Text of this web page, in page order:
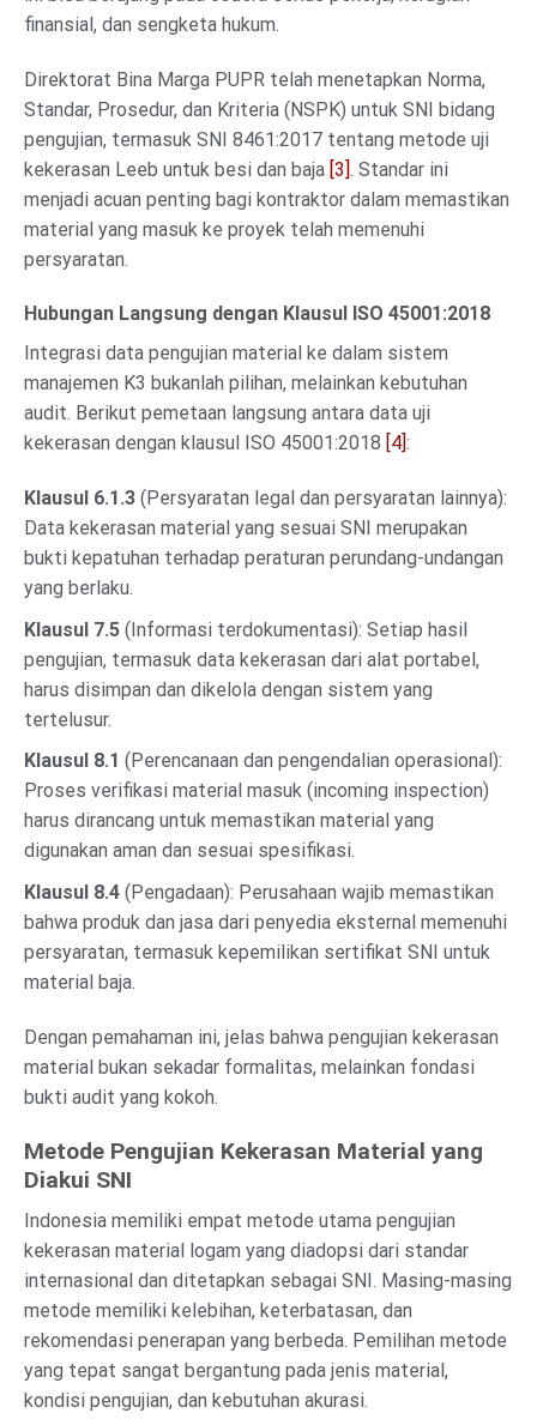
finansial, dan sengketa hukum.
Direktorat Bina Marga PUPR telah menetapkan Norma,
Standar, Prosedur, dan Kriteria (NSPK) untuk SNI bidang
pengujian, termasuk SNI 8461:2017 tentang metode uji
kekerasan Leeb untuk besi dan baja [3]. Standar ini
menjadi acuan penting bagi kontraktor dalam memastikan
material yang masuk ke proyek telah memenuhi
persyaratan.
Hubungan Langsung dengan Klausul ISO 45001:2018
Integrasi data pengujian material ke dalam sistem
manajemen K3 bukanlah pilihan, melainkan kebutuhan
audit. Berikut pemetaan langsung antara data uji
kekerasan dengan klausul ISO 45001:2018 [4] :
Klausul 6.1.3 (Persyaratan legal dan persyaratan lainnya):
Data kekerasan material yang sesuai SNI merupakan
bukti kepatuhan terhadap peraturan perundang-undangan
yang berlaku.
Klausul 7.5 (Informasi terdokumentasi): Setiap hasil
pengujian, termasuk data kekerasan dari alat portabel,
harus disimpan dan dikelola dengan sistem yang
tertelusur.
Klausul 8.1 (Perencanaan dan pengendalian operasional):
Proses verifikasi material masuk (incoming inspection)
harus dirancang untuk memastikan material yang
digunakan aman dan sesuai spesifikasi.
Klausul 8.4 (Pengadaan): Perusahaan wajib memastikan
bahwa produk dan jasa dari penyedia eksternal memenuhi
persyaratan, termasuk kepemilikan sertifikat SNI untuk
material baja.
Dengan pemahaman ini, jelas bahwa pengujian kekerasan
material bukan sekadar formalitas, melainkan fondasi
bukti audit yang kokoh.
Metode Pengujian Kekerasan Material yang
Diakui SNI
Indonesia memiliki empat metode utama pengujian
kekerasan material logam yang diadopsi dari standar
internasional dan ditetapkan sebagai SNI. Masing-masing
metode memiliki kelebihan, keterbatasan, dan
rekomendasi penerapan yang berbeda. Pemilihan metode
yang tepat sangat bergantung pada jenis material,
kondisi pengujian, dan kebutuhan akurasi.